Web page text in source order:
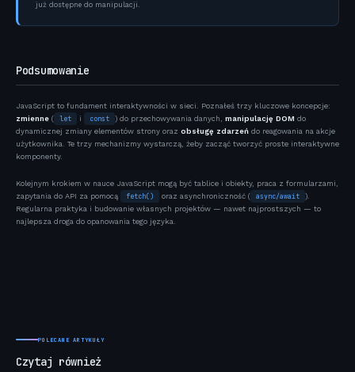
już dostępne do manipulacji.
Podsumowanie
JavaScript to fundament interaktywności w sieci. Poznałeś trzy kluczowe koncepcje:
zmienne ( let i const ) do przechowywania danych, manipulację DOM do
dynamicznej zmiany elementów strony oraz obsługę zdarzeń do reagowania na akcje
użytkownika. Te trzy mechanizmy wystarczą, żeby zacząć tworzyć proste interaktywne
komponenty.
Kolejnym krokiem w nauce JavaScript mogą być tablice i obiekty, praca z formularzami,
zapytania do API za pomocą
fetch() oraz asynchroniczność ( async/await
).
Regularna praktyka i budowanie własnych projektów — nawet najprostszych — to
najlepsza droga do opanowania tego języka.
POLECANE ARTYKUŁY
Czytaj również